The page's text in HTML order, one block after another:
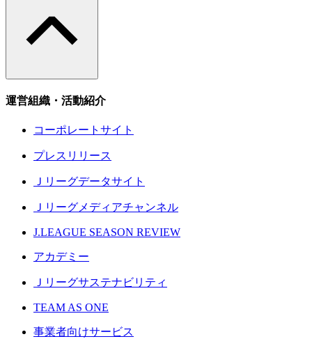
運営組織・活動紹介
コーポレートサイト
プレスリリース
Ｊリーグデータサイト
Ｊリーグメディアチャンネル
J.LEAGUE SEASON REVIEW
アカデミー
Ｊリーグサステナビリティ
TEAM AS ONE
事業者向けサービス